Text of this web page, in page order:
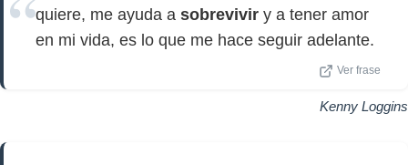
quiere, me ayuda a sobrevivir y a tener amor
en mi vida, es lo que me hace seguir adelante.
Ver frase
Kenny Loggins